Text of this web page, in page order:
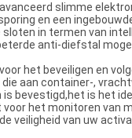
slimme
en een
in termen van
anti-diefstal
het beveiligen en
die aan container-,
is bevestigd,het is het
voor het monitoren van
veiligheid van uw